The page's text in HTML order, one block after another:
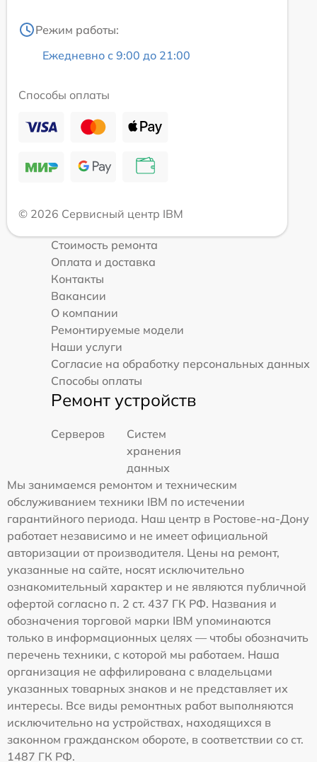
Режим работы:
Ежедневно с 9:00 до 21:00
Способы оплаты
© 2026 Сервисный центр IBM
Стоимость ремонта
Оплата и доставка
Контакты
Вакансии
О компании
Ремонтируемые модели
Наши услуги
Согласие на обработку персональных данных
Способы оплаты
Ремонт устройств
Серверов
Систем
хранения
данных
Мы занимаемся ремонтом и техническим
обслуживанием техники IBM по истечении
гарантийного периода. Наш центр в Ростове-на-Дону
работает независимо и не имеет официальной
авторизации от производителя. Цены на ремонт,
указанные на сайте, носят исключительно
ознакомительный характер и не являются публичной
офертой согласно п. 2 ст. 437 ГК РФ. Названия и
обозначения торговой марки IBM упоминаются
только в информационных целях — чтобы обозначить
перечень техники, с которой мы работаем. Наша
организация не аффилирована с владельцами
указанных товарных знаков и не представляет их
интересы. Все виды ремонтных работ выполняются
исключительно на устройствах, находящихся в
законном гражданском обороте, в соответствии со ст.
1487 ГК РФ.